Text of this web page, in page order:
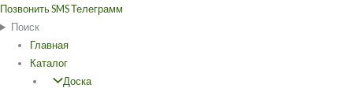
Перейти
к
содержимому
ПозвонитьSMSТелеграмм
Поиск
Главная
Каталог
Доска